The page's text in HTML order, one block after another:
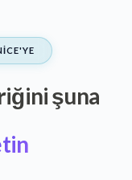
şuna